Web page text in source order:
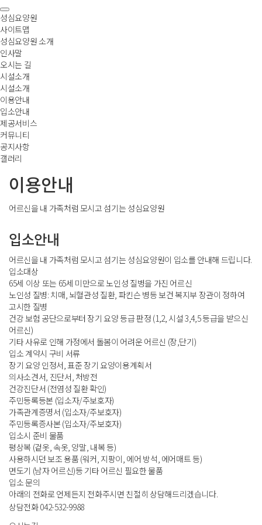
성심요양원
사이트맵
성심요양원 소개
인사말
오시는 길
시설소개
시설소개
이용안내
입소안내
제공서비스
커뮤니티
공지사항
갤러리
이용안내
어르신을 내 가족처럼 모시고 섬기는 성심요양원
입소안내
어르신을 내 가족처럼 모시고 섬기는 성심요양원이 입소를 안내해 드립니다.
입소대상
65세 이상 또는 65세 미만으로 노인성 질병을 가진 어르신
노인성 질병: 치매, 뇌혈관성 질환, 파킨슨 병등 보건 복지부 장관이 정하여
고시한 질병
건강 보험 공단으로부터 장기 요양 등급 판정 (1,2, 시설 3,4,5 등급을 받으신
어르신)
기타 사유로 인해 가정에서 돌봄이 어려운 어르신 (장,단기)
입소 계약시 구비 서류
장기 요양 인정서, 표준 장기 요양이용계획서
의사소견서, 진단서, 처방전
건강진단서 (전염성 질환 확인)
주민등록등본 (입소자/주보호자)
가족관계증명서 (입소자/주보호자)
주민등록증사본 (입소자/주보호자)
입소시 준비 물품
평상복 (겉옷, 속옷, 양말, 내복 등)
사용하시던 보조 용품 (워커, 지팡이, 에어 방석, 에어매트 등)
면도기 (남자 어르신)등 기타 어르신 필요한 물품
입소 문의
아래의 전화로 언제든지 전화주시면 친절히 상담해드리겠습니다.
상담전화 042-532-9988